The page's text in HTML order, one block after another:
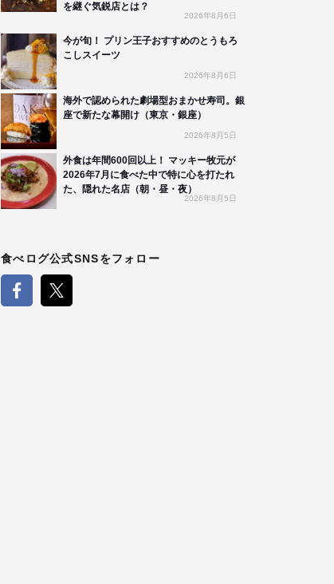
を継ぐ気鋭店とは？
2026年8月6日
今が旬！ プリン王子おすすめのとうもろ
こしスイーツ
2026年8月6日
海外で認められた劇場型おまかせ寿司。銀
座で新たな幕開け（東京・銀座）
2026年8月5日
外食は年間600回以上！ マッキー牧元が
2026年7月に食べた中で特に心を打たれ
た、隠れた名店（朝・昼・夜）
2026年8月5日
食べログ公式SNSをフォロー